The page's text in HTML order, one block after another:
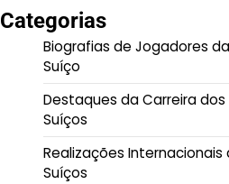
Categorias
Biografias de Jogadores
Suíço
Destaques da Carreira
Suíços
Realizações
Suíços